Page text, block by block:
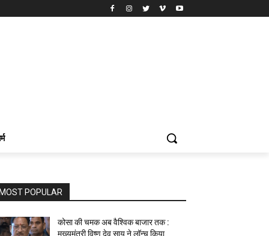
POPULAR
कोसा की चमक अब वैश्विक बाजार तक :
मुख्यमंत्री विष्णु देव साय ने लॉन्च किया